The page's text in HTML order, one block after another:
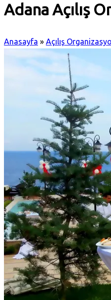
Adana Açılış
Anasayfa » Açılış